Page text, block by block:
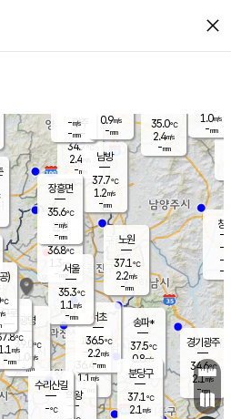
close
양주
34.7℃
2.4
-mm
과천
36.4℃
1.1m/s
- mm
경기광주
34.6℃
2.1m/s
-mm
35.0℃
2.4m/s
-mm
창
-
-m/
-
1.0m/s
-mm
의왕
광명
39.0
℃
1.0 m/s
-mm
구로
℃
1.1 m/s
-mm
은평
36.8℃
1.3 m/s
- mm
노원
37.1℃
2.2m/s
-mm
송파*
37.5℃
0.8m/s
-mm
서초
36.5℃
2.2m/s
-mm
남방
37.7℃
1.2m/s
-mm
수리산길
-℃
분당구
37.1℃
2.1 m/s
장흥면
35.6℃
-m/s
-mm
-m/s
-mm
)
℃
s
서울
35.3℃
1.1 m/s
-mm
0.9m/s
-mm